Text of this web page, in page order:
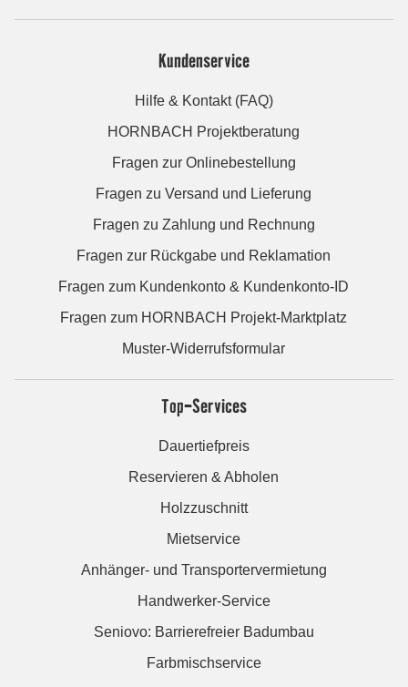
Kundenservice
Hilfe & Kontakt (FAQ)
HORNBACH Projektberatung
Fragen zur Onlinebestellung
Fragen zu Versand und Lieferung
Fragen zu Zahlung und Rechnung
Fragen zur Rückgabe und Reklamation
Fragen zum Kundenkonto & Kundenkonto-ID
Fragen zum HORNBACH Projekt-Marktplatz
Muster-Widerrufsformular
Top-Services
Dauertiefpreis
Reservieren & Abholen
Holzzuschnitt
Mietservice
Anhänger- und Transportervermietung
Handwerker-Service
Seniovo: Barrierefreier Badumbau
Farbmischservice